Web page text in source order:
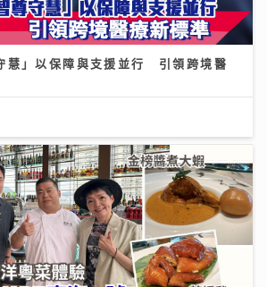
慧」以保障與支援並行 引領跨境醫